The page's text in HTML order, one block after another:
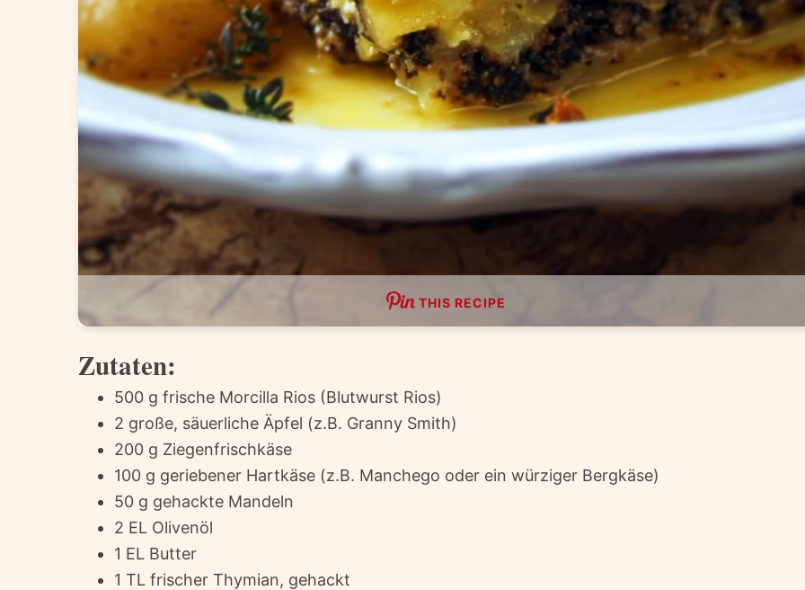
THIS RECIPE
Zutaten:
500 g frische Morcilla Rios (Blutwurst Rios)
2 große, säuerliche Äpfel (z.B. Granny Smith)
200 g Ziegenfrischkäse
100 g geriebener Hartkäse (z.B. Manchego oder ein würziger Bergkäse)
50 g gehackte Mandeln
2 EL Olivenöl
1 EL Butter
1 TL frischer Thymian, gehackt